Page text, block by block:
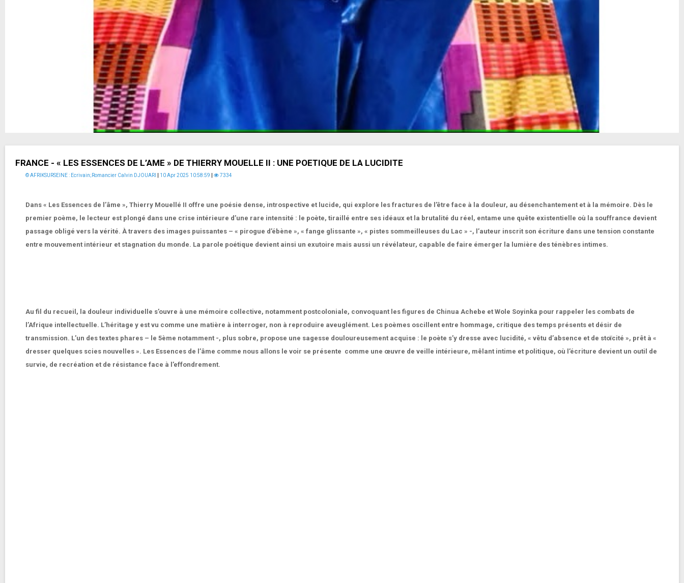
FRANCE - « LES ESSENCES DE L’AME » DE THIERRY MOUELLE II : UNE POETIQUE DE LA LUCIDITE
© AFRIKSURSEINE : Ecrivain;Romancier Calvin DJOUARI 10 Apr 2025 10:58:59 7334
Dans « Les Essences de l’âme », Thierry Mouellé II offre une poésie dense, introspective et lucide, qui explore les fractures de l’être face à la douleur, au désenchantement et à la mémoire. Dès le
premier poème, le lecteur est plongé dans une crise intérieure d’une rare intensité : le poète, tiraillé entre ses idéaux et la brutalité du réel, entame une quête existentielle où la souffrance devient
passage obligé vers la vérité. À travers des images puissantes – « pirogue d’ébène », « fange glissante », « pistes sommeilleuses du Lac » -, l’auteur inscrit son écriture dans une tension constante
entre mouvement intérieur et stagnation du monde. La parole poétique devient ainsi un exutoire mais aussi un révélateur, capable de faire émerger la lumière des ténèbres intimes.
Au fil du recueil, la douleur individuelle s’ouvre à une mémoire collective, notamment postcoloniale, convoquant les figures de Chinua Achebe et Wole Soyinka pour rappeler les combats de
l’Afrique intellectuelle. L’héritage y est vu comme une matière à interroger, non à reproduire aveuglément. Les poèmes oscillent entre hommage, critique des temps présents et désir de
transmission. L’un des textes phares – le 5ème notamment -, plus sobre, propose une sagesse douloureusement acquise : le poète s’y dresse avec lucidité, « vêtu d’absence et de stoïcité », prêt à «
dresser quelques scies nouvelles ». Les Essences de l’âme comme nous allons le voir se présente comme une œuvre de veille intérieure, mêlant intime et politique, où l’écriture devient un outil de
survie, de recréation et de résistance face à l’effondrement.